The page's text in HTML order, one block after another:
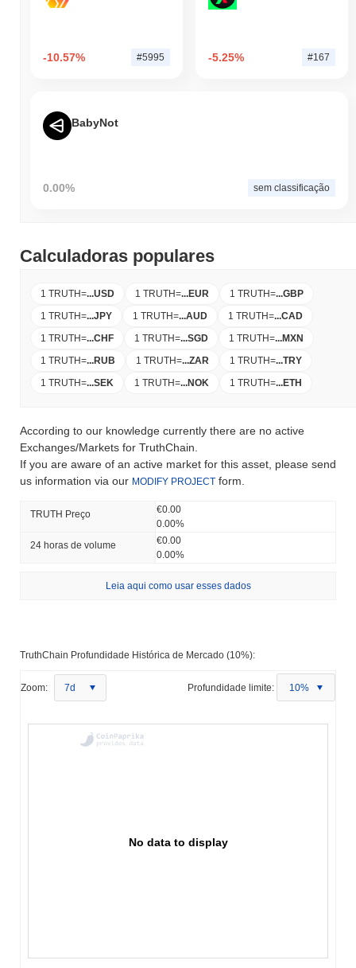
-10.57% #5995 -5.25% #167
BabyNot
0.00% sem classificação
Calculadoras populares
1 TRUTH=...USD 1 TRUTH=...EUR 1 TRUTH=...GBP
1 TRUTH=...JPY 1 TRUTH=...AUD 1 TRUTH=...CAD
1 TRUTH=...CHF 1 TRUTH=...SGD 1 TRUTH=...MXN
1 TRUTH=...RUB 1 TRUTH=...ZAR 1 TRUTH=...TRY
1 TRUTH=...SEK 1 TRUTH=...NOK 1 TRUTH=...ETH
According to our knowledge currently there are no active
Exchanges/Markets for TruthChain.
If you are aware of an active market for this asset, please send
us information via our MODIFY PROJECT form.
TRUTH Preço
€0.00
0.00%
24 horas de volume
€0.00
0.00%
Leia aqui como usar esses dados
TruthChain Profundidade Histórica de Mercado (10%):
Zoom: 7d Profundidade limite: 10%
No data to display